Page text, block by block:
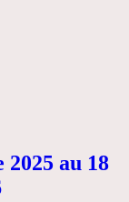
2025 au 18